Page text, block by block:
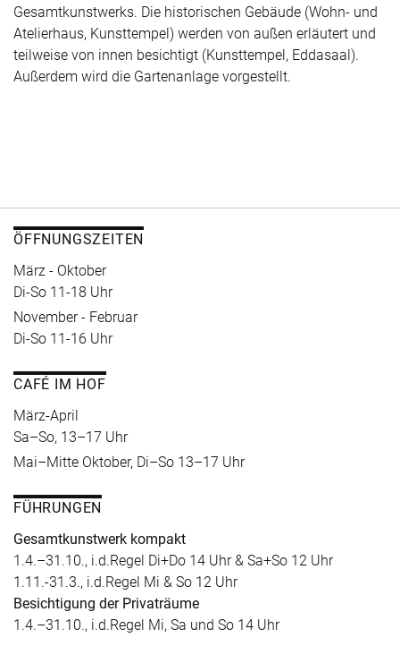
Gesamtkunstwerks. Die historischen Gebäude (Wohn- und
Atelierhaus, Kunsttempel) werden von außen erläutert und
teilweise von innen besichtigt (Kunsttempel, Eddasaal).
Außerdem wird die Gartenanlage vorgestellt.
ÖFFNUNGSZEITEN
März - Oktober
Di-So 11-18 Uhr
November - Februar
Di-So 11-16 Uhr
CAFÉ IM HOF
März-April
Sa–So, 13–17 Uhr
Mai–Mitte Oktober, Di–So 13–17 Uhr
FÜHRUNGEN
Gesamtkunstwerk kompakt
1.4.–31.10., i.d.Regel Di+Do 14 Uhr & Sa+So 12 Uhr
1.11.-31.3., i.d.Regel Mi & So 12 Uhr
Besichtigung der Privaträume
1.4.–31.10., i.d.Regel Mi, Sa und So 14 Uhr